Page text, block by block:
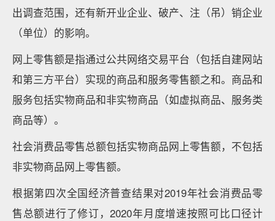
出调查范围，还有新开业企业、破产、注（吊）销企业
（单位）的影响。
网上零售额是指通过公共网络交易平台（包括自建网站
和第三方平台）实现的商品和服务零售额之和。商品和
服务包括实物商品和非实物商品（如虚拟商品、服务类
商品等）。
社会消费品零售总额包括实物商品网上零售额，不包括
非实物商品网上零售额。
根据第四次全国经济普查结果对2019年社会消费品零
售总额进行了修订，2020年月度增速按照可比口径计